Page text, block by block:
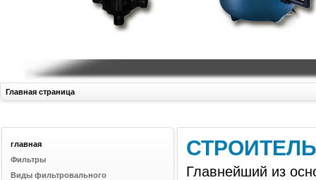
Главная страница
Главнейший из
главная
Фильтры
Виды фильтровального